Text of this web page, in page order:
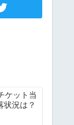
ケット当
状況は？